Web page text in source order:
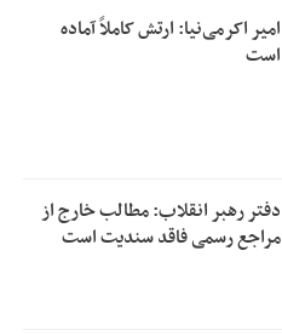
امیر اکرمی‌نیا: ارتش کاملاً آماده
است
دفتر رهبر انقلاب: مطالب خارج از
مراجع رسمی فاقد سندیت است